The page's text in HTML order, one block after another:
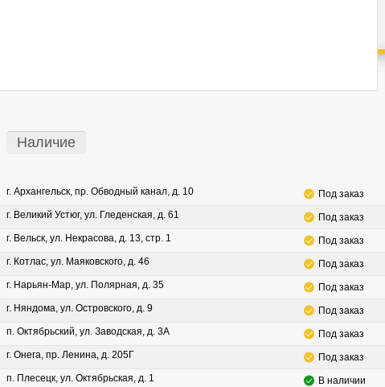
Наличие
г. Архангельск, пр. Обводный канал, д. 10
Под заказ
г. Великий Устюг, ул. Гледенская, д. 61
Под заказ
г. Вельск, ул. Некрасова, д. 13, стр. 1
Под заказ
г. Котлас, ул. Маяковского, д. 46
Под заказ
г. Нарьян-Мар, ул. Полярная, д. 35
Под заказ
г. Няндома, ул. Островского, д. 9
Под заказ
п. Октябрьский, ул. Заводская, д. 3А
Под заказ
г. Онега, пр. Ленина, д. 205Г
Под заказ
п. Плесецк, ул. Октябрьская, д. 1
В наличии